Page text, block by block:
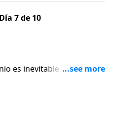
7 de 10
es inevitable. Es,
para que el Espíritu